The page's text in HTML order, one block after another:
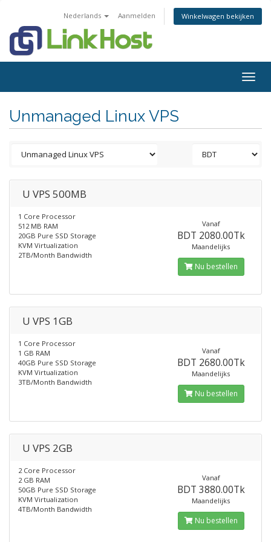
Nederlands Aanmelden Winkelwagen bekijken
Unmanaged Linux VPS
U VPS 500MB
1 Core Processor
512 MB RAM
20GB Pure SSD Storage
KVM Virtualization
2TB/Month Bandwidth
Vanaf
BDT 2080.00Tk
Maandelijks
Nu bestellen
U VPS 1GB
1 Core Processor
1 GB RAM
40GB Pure SSD Storage
KVM Virtualization
3TB/Month Bandwidth
Vanaf
BDT 2680.00Tk
Maandelijks
Nu bestellen
U VPS 2GB
2 Core Processor
2 GB RAM
50GB Pure SSD Storage
KVM Virtualization
4TB/Month Bandwidth
Vanaf
BDT 3880.00Tk
Maandelijks
Nu bestellen